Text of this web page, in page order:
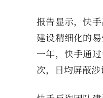
报告显示，快
建设精细化的
一年，快手通
次，日均屏蔽涉